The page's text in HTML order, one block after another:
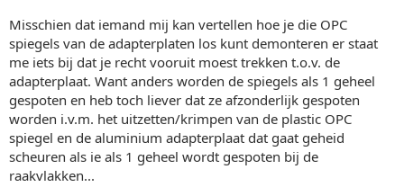
Misschien dat iemand mij kan vertellen hoe je die OPC
spiegels van de adapterplaten los kunt demonteren er staat
me iets bij dat je recht vooruit moest trekken t.o.v. de
adapterplaat. Want anders worden de spiegels als 1 geheel
gespoten en heb toch liever dat ze afzonderlijk gespoten
worden i.v.m. het uitzetten/krimpen van de plastic OPC
spiegel en de aluminium adapterplaat dat gaat geheid
scheuren als ie als 1 geheel wordt gespoten bij de
raakvlakken...